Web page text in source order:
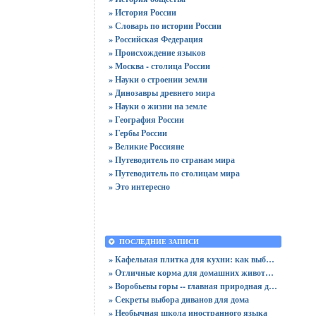
» История России
» Словарь по истории России
» Российская Федерация
» Происхождение языков
» Москва - столица России
» Науки о строении земли
» Динозавры древнего мира
» Науки о жизни на земле
» География России
» Гербы России
» Великие Россияне
» Путеводитель по странам мира
» Путеводитель по столицам мира
» Это интересно
ПОСЛЕДНИЕ ЗАПИСИ
» Кафельная плитка для кухни: как выбрать практичную отделку
» Отличные корма для домашних животных
» Воробьевы горы -- главная природная достопримечательность Москвы
» Секреты выбора диванов для дома
» Необычная школа иностранного языка